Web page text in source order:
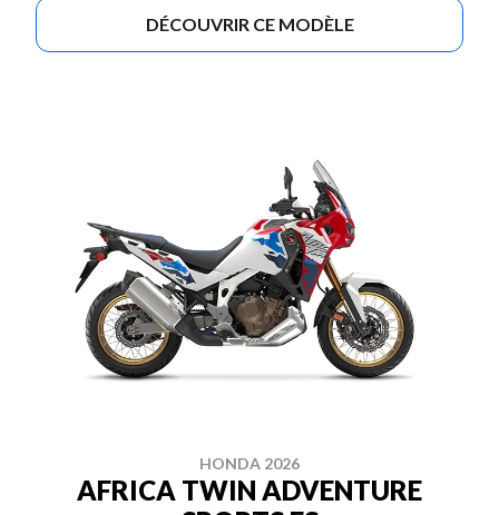
DÉCOUVRIR CE MODÈLE
HONDA 2026
AFRICA TWIN ADVENTURE